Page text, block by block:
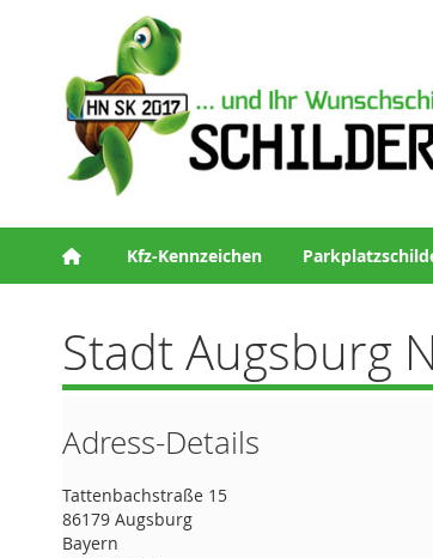
Kfz-Kennzeichen
Stadt Augsburg
Adress-Details
Tattenbachstraße 15
86179 Augsburg
Bayern